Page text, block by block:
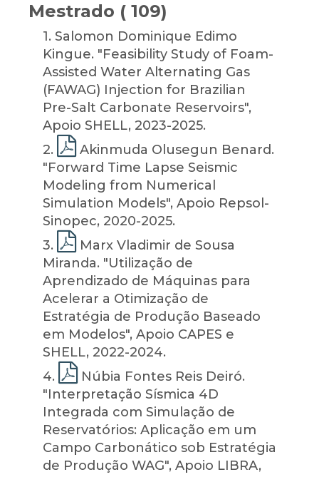
Mestrado ( 109)
1. Salomon Dominique Edimo
Kingue. "Feasibility Study of Foam-
Assisted Water Alternating Gas
(FAWAG) Injection for Brazilian
Pre-Salt Carbonate Reservoirs",
Apoio SHELL, 2023-2025.
2.
Akinmuda Olusegun Benard.
"Forward Time Lapse Seismic
Modeling from Numerical
Simulation Models", Apoio Repsol-
Sinopec, 2020-2025.
3.
Marx Vladimir de Sousa
Miranda. "Utilização de
Aprendizado de Máquinas para
Acelerar a Otimização de
Estratégia de Produção Baseado
em Modelos", Apoio CAPES e
SHELL, 2022-2024.
4.
Núbia Fontes Reis Deiró.
"Interpretação Sísmica 4D
Integrada com Simulação de
Reservatórios: Aplicação em um
Campo Carbonático sob Estratégia
de Produção WAG", Apoio LIBRA,